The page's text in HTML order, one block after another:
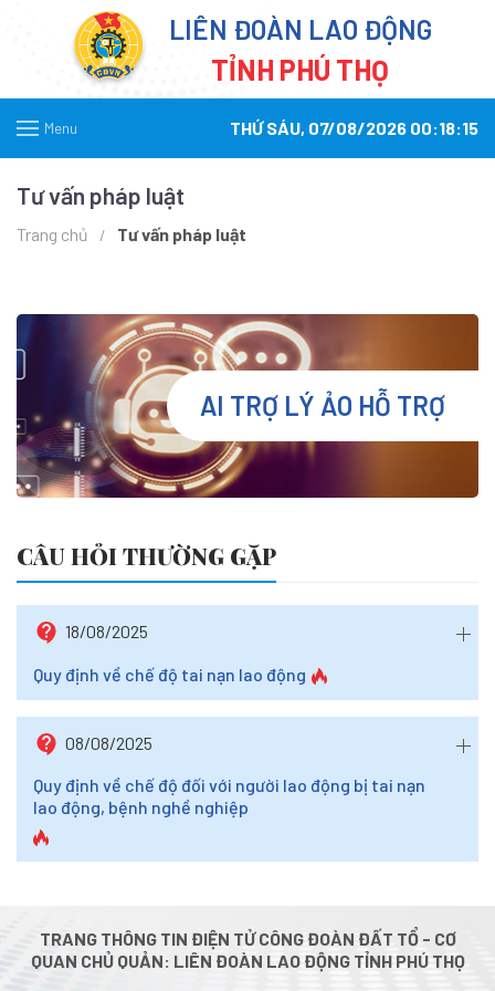
LIÊN ĐOÀN LAO ĐỘNG
TỈNH PHÚ THỌ
Menu THỨ SÁU, 07/08/2026 00:18:15
Tư vấn pháp luật
Trang chủ Tư vấn pháp luật
AI TRỢ LÝ ẢO HỖ TRỢ
CÂU HỎI THƯỜNG GẶP
18/08/2025
Quy định về chế độ tai nạn lao động
08/08/2025
Quy định về chế độ đối với người lao động bị tai nạn
lao động, bệnh nghề nghiệp
TRANG THÔNG TIN ĐIỆN TỬ CÔNG ĐOÀN ĐẤT TỔ - CƠ
QUAN CHỦ QUẢN: LIÊN ĐOÀN LAO ĐỘNG TỈNH PHÚ THỌ